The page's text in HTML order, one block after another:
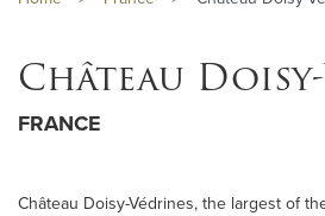
Château
FRANCE
Château Doisy-Védrines, the largest of